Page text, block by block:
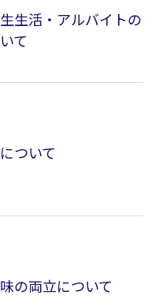
生活・アルバイトの
て
ついて
の両立について